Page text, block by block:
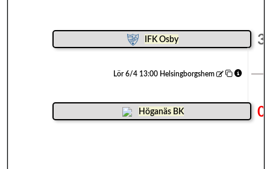
IFK Osby 3
Lör 6/4 13:00 Helsingborgshem
Höganäs BK 0